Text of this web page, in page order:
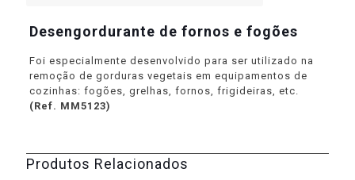
Desengordurante de fornos e fogões
Foi especialmente desenvolvido para ser utilizado na
remoção de gorduras vegetais em equipamentos de
cozinhas: fogões, grelhas, fornos, frigideiras, etc.
(Ref. MM5123)
Produtos Relacionados